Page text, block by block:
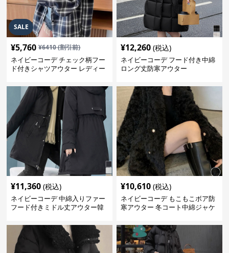
SALE
¥5,760 ¥6410(割引前)
ネイビーコーデ チェック柄フー
ド付きシャツアウター レディー
¥12,260 (税込)
ネイビーコーデ フード付き中綿
ロング丈防寒アウター
¥11,360 (税込)
ネイビーコーデ 中綿入りファー
フード付きミドル丈アウター韓
¥10,610 (税込)
ネイビーコーデ もこもこボア防
寒アウター 冬コート中綿ジャケ